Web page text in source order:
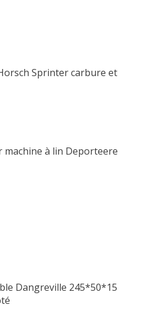
Sprinter carbure et
à lin Deporteere
Dangreville 245*50*15